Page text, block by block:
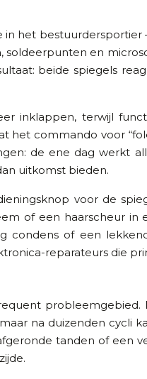
het
en
beide spiegels
inklappen, terwijl
het commando voor
de ene dag werkt
uitkomst bieden.
voor de
of een haarscheur in
condens of een
reparateurs die
probleemgebied.
na duizenden cycli
tanden of een